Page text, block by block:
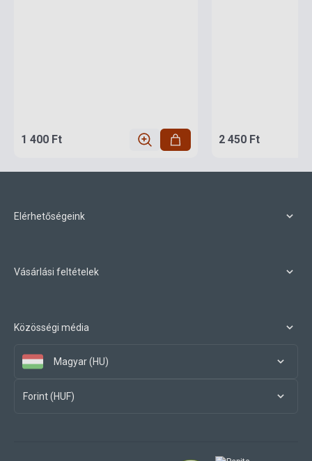
1 400 Ft 2 450 Ft
Elérhetőségeink
Vásárlási feltételek
Közösségi média
Magyar (HU)
Forint (HUF)